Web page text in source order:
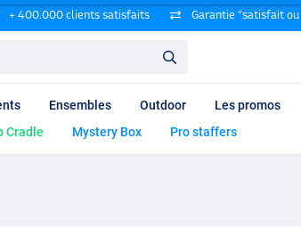
+ 400.000 clients satisfaits Garantie "satisfait
Ensembles Outdoor Les promos
Cradle Mystery Box Pro staffers